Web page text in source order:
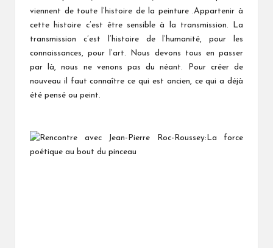
viennent de toute l’histoire de la peinture .Appartenir à
cette histoire c’est être sensible à la transmission. La
transmission c’est l’histoire de l’humanité, pour les
connaissances, pour l’art. Nous devons tous en passer
par là, nous ne venons pas du néant. Pour créer de
nouveau il faut connaître ce qui est ancien, ce qui a déjà
été pensé ou peint.